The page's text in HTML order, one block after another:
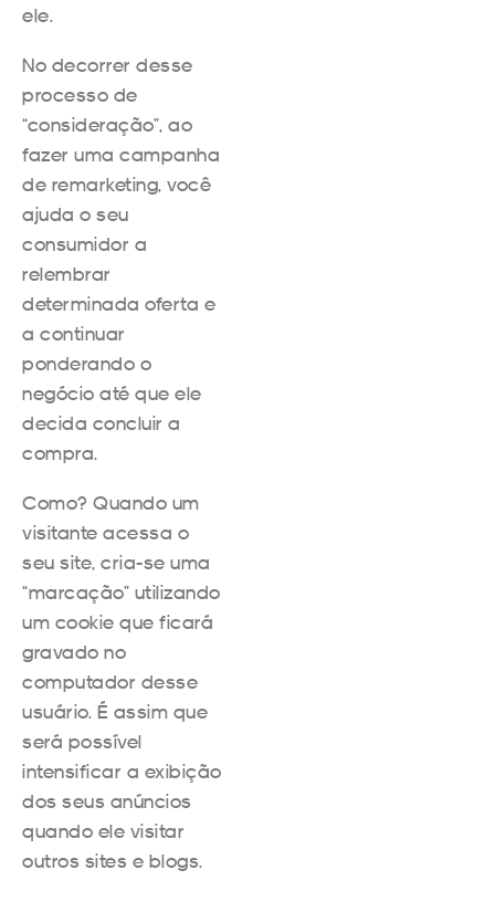
ele.
No decorrer desse
processo de
“consideração”, ao
fazer uma campanha
de remarketing, você
ajuda o seu
consumidor a
relembrar
determinada oferta e
a continuar
ponderando o
negócio até que ele
decida concluir a
compra.
Como? Quando um
visitante acessa o
seu site, cria-se uma
“marcação” utilizando
um cookie que ficará
gravado no
computador desse
usuário. É assim que
será possível
intensificar a exibição
dos seus anúncios
quando ele visitar
outros sites e blogs.